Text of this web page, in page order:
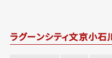
ラグーンシティ文京小